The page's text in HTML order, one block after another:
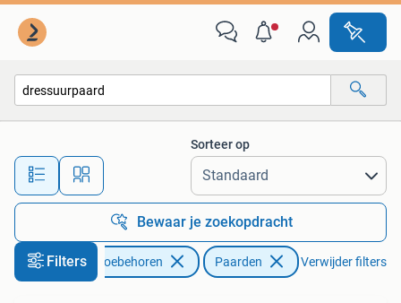
Alle afstanden…
Sorteer op
Bewaar je zoekopdracht
Filters
Dieren en Toebehoren Paarden Verwijder filters